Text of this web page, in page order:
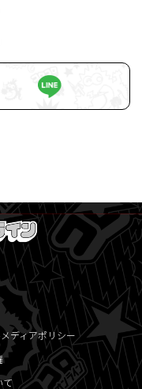
ディアポリシー
て